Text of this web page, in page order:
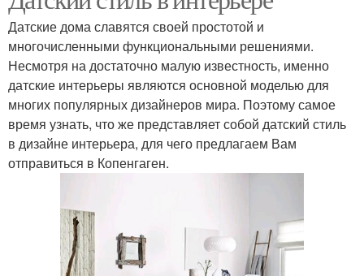
Датские дома славятся своей простотой и
многочисленными функциональными решениями.
Несмотря на достаточно малую известность, именно
датские интерьеры являются основной моделью для
многих популярных дизайнеров мира. Поэтому самое
время узнать, что же представляет собой датский стиль
в дизайне интерьера, для чего предлагаем Вам
отправиться в Копенгаген.